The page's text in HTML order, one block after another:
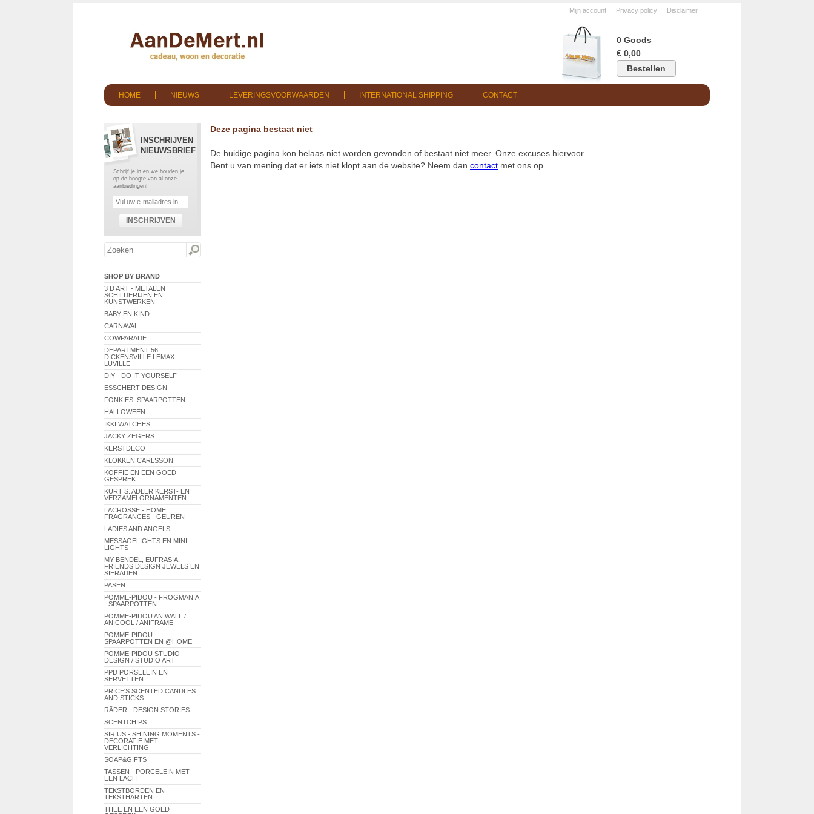
Mijn account Privacy policy Disclaimer
0 Goods
€ 0,00
Bestellen
HOME NIEUWS LEVERINGSVOORWAARDEN INTERNATIONAL SHIPPING CONTACT
INSCHRIJVEN
NIEUWSBRIEF
Schrijf je in en we houden je
op de hoogte van al onze
aanbiedingen!
INSCHRIJVEN
SHOP BY BRAND
3 D ART - METALEN
SCHILDERIJEN EN
KUNSTWERKEN
BABY EN KIND
CARNAVAL
COWPARADE
DEPARTMENT 56
DICKENSVILLE LEMAX
LUVILLE
DIY - DO IT YOURSELF
ESSCHERT DESIGN
FONKIES, SPAARPOTTEN
HALLOWEEN
IKKI WATCHES
JACKY ZEGERS
KERSTDECO
KLOKKEN CARLSSON
KOFFIE EN EEN GOED
GESPREK
KURT S. ADLER KERST- EN
VERZAMELORNAMENTEN
LACROSSE - HOME
FRAGRANCES - GEUREN
LADIES AND ANGELS
MESSAGELIGHTS EN MINI-
LIGHTS
MY BENDEL, EUFRASIA,
FRIENDS DESIGN JEWELS EN
SIERADEN
PASEN
POMME-PIDOU - FROGMANIA
- SPAARPOTTEN
POMME-PIDOU ANIWALL /
ANICOOL / ANIFRAME
POMME-PIDOU
SPAARPOTTEN EN @HOME
POMME-PIDOU STUDIO
DESIGN / STUDIO ART
PPD PORSELEIN EN
SERVETTEN
PRICE'S SCENTED CANDLES
AND STICKS
RÄDER - DESIGN STORIES
SCENTCHIPS
SIRIUS - SHINING MOMENTS -
DECORATIE MET
VERLICHTING
SOAP&GIFTS
TASSEN - PORCELEIN MET
EEN LACH
TEKSTBORDEN EN
TEKSTHARTEN
THEE EN EEN GOED
Deze pagina bestaat niet
De huidige pagina kon helaas niet worden gevonden of bestaat niet meer. Onze excuses hiervoor.
Bent u van mening dat er iets niet klopt aan de website? Neem dan contact met ons op.